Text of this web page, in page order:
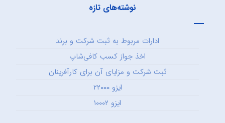
نوشته‌های تازه
ادارات مربوط به ثبت شرکت و برند
اخذ جواز کسب کافی‌شاپ
ثبت شرکت و مزایای آن برای کارآفرینان
ایزو ۲۲۰۰۰
ایزو ۱۰۰۰۲